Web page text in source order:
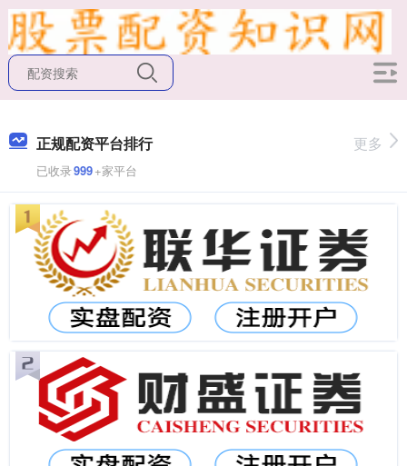
正规配资平台排行
已收录999+家平台
更多